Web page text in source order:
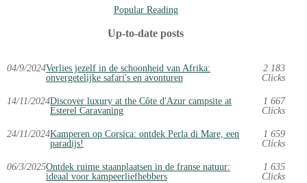
Popular Reading
Up-to-date posts
04/9/2024Verlies jezelf in de schoonheid van Afrika:
onvergetelijke safari's en avonturen
2 183
Clicks
14/11/2024Discover luxury at the Côte d'Azur campsite at
Esterel Caravaning
1 667
Clicks
24/11/2024Kamperen op Corsica: ontdek Perla di Mare, een
paradijs!
1 659
Clicks
06/3/2025Ontdek ruime staanplaatsen in de franse natuur:
ideaal voor kampeerliefhebbers
1 635
Clicks